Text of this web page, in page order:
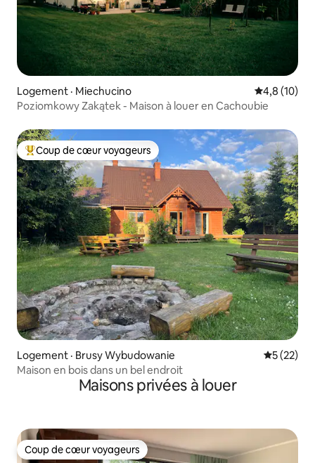
Logement · Miechucino Note
4,8 (10)
Poziomkowy Zakątek - Maison à louer en Cachoubie
Coup de cœur voyageurs parmi les plus aimés
Coup de cœur voyageurs
Logement · Brusy Wybudowanie Note
5 (22)
Maison en bois dans un bel endroit
Maisons privées à louer
Coup de cœur voyageurs
Coup de cœur voyageurs